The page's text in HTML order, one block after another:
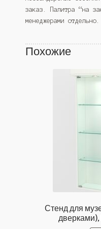
заказ. Палитра “на
менеджерами отдельно.
Похожие
Стенд для